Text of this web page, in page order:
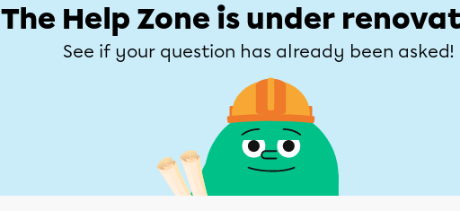
The Help Zone is under
See if your question has already been asked!